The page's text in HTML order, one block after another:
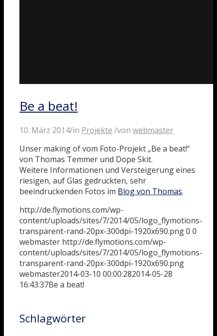
Be a beat!
10. März 2014/in Projekte /vonwebmaster
Unser making of vom Foto-Projekt „Be a beat!“
von Thomas Temmer und Dope Skit.
Weitere Informationen und Versteigerung eines
riesigen, auf Glas gedruckten, sehr
beeindruckenden Fotos im Blog von Thomas.
http://de.flymotions.com/wp-
content/uploads/sites/7/2014/05/logo_flymotions-
transparent-rand-20px-300dpi-1920x690.png 0 0
webmaster http://de.flymotions.com/wp-
content/uploads/sites/7/2014/05/logo_flymotions-
transparent-rand-20px-300dpi-1920x690.png
webmaster2014-03-10 00:00:282014-05-28
16:43:37Be a beat!
Schlagwörter